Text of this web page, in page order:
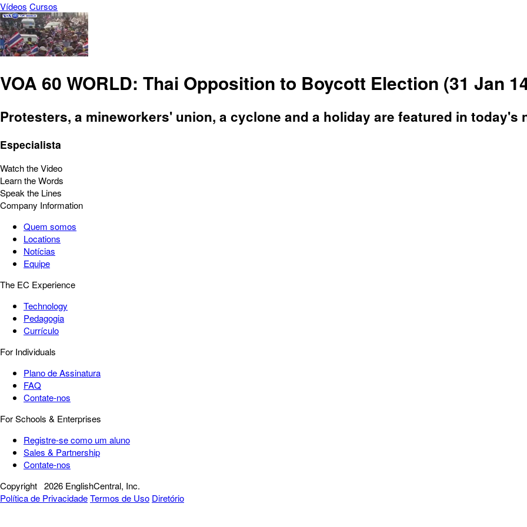
Vídeos Cursos
VOA 60 WORLD: Thai Opposition to Boycott Election (31 Jan
Protesters, a mineworkers' union, a cyclone and a holiday are featured in today's
Especialista
Watch the Video
Learn the Words
Speak the Lines
Company Information
Quem somos
Locations
Notícias
Equipe
The EC Experience
Technology
Pedagogia
Currículo
For Individuals
Plano de Assinatura
FAQ
Contate-nos
For Schools & Enterprises
Registre-se como um aluno
Sales & Partnership
Contate-nos
Copyright 2026 EnglishCentral, Inc.
Política de PrivacidadeTermos de Uso Diretório